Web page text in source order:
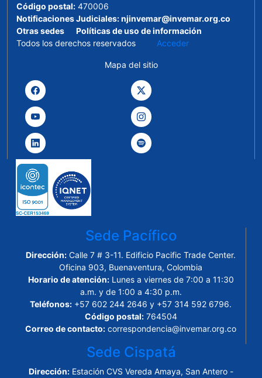
Código postal: 470006
Notificaciones Judiciales:njinvemar@invemar.org.co
Otras sedes
Políticas de uso de información
Todos los derechos reservados Acceder
Mapa del sitio
Sede Pacífico
Dirección: Calle 7 # 3-11. Edificio Pacific Trade Center.
Oficina 903, Buenaventura, Colombia
Horario de atención:Lunes a viernes de 7:00 a 11:30
a.m. y de 1:00 a 4:30 p.m.
Teléfonos: +57 602 244 2646 y +57 314 592 6796.
Código postal:764504
Correo de contacto: correspondencia@invemar.org.co
Sede Cispatá
Dirección: Estación CVS Vereda Amaya, San Antero -